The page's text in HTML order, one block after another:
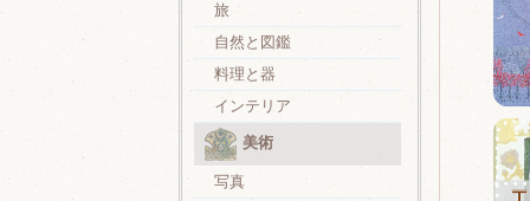
旅
自然と図鑑
料理と器
インテリア
美術
写真